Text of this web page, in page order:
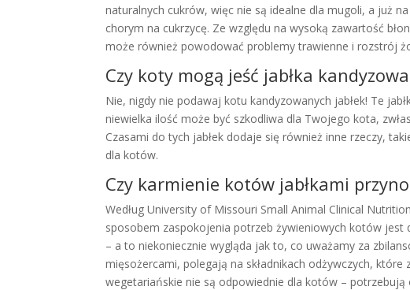
naturalnych cukrów, więc nie są idealne dla mugoli, a już
chorym na cukrzycę. Ze względu na wysoką zawartość
może również powodować problemy trawienne i rozstrój
Czy koty mogą jeść jabłka
Nie, nigdy nie podawaj kotu kandyzowanych jabłek! Te
niewielka ilość może być szkodliwa dla Twojego kota,
Czasami do tych jabłek dodaje się również inne rzeczy,
dla kotów.
Czy karmienie kotów jabłkami
Według University of Missouri Small Animal Clinical
sposobem zaspokojenia potrzeb żywieniowych kotów
– a to niekoniecznie wygląda jak to, co uważamy za
mięsożercami, polegają na składnikach odżywczych,
wegetariańskie nie są odpowiednie dla kotów –